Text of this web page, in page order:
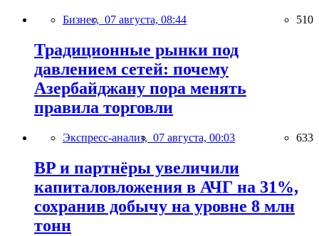
Бизнес, 07 августа, 08:44 510
Традиционные рынки под
давлением сетей: почему
Азербайджану пора менять
правила торговли
Экспресс-анализ, 07 августа, 00:03 633
BP и партнёры увеличили
капиталовложения в АЧГ на 31%,
сохранив добычу на уровне 8 млн
тонн